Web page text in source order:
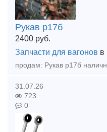
Рукав р17б
2400 руб.
Запчасти для вагонов в
31.07.26
723
0